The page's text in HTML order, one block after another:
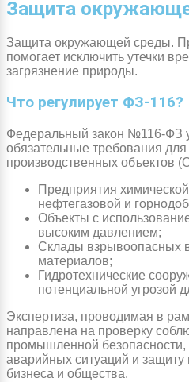
Защита
Защита окружающей среды.
помогает исключить утечки
загрязнение природы.
Что регулирует ФЗ-116?
Федеральный закон №116-ФЗ
обязательные требования
производственных объектов
Предприятия
нефтегазовой и
Объекты с
высоким давлением;
Склады взрывоопасных
материалов;
Гидротехнические
потенциальной угрозой
Экспертиза, проводимая в
направлена на проверку
промышленной
аварийных ситуаций и защиту
бизнеса и общества.